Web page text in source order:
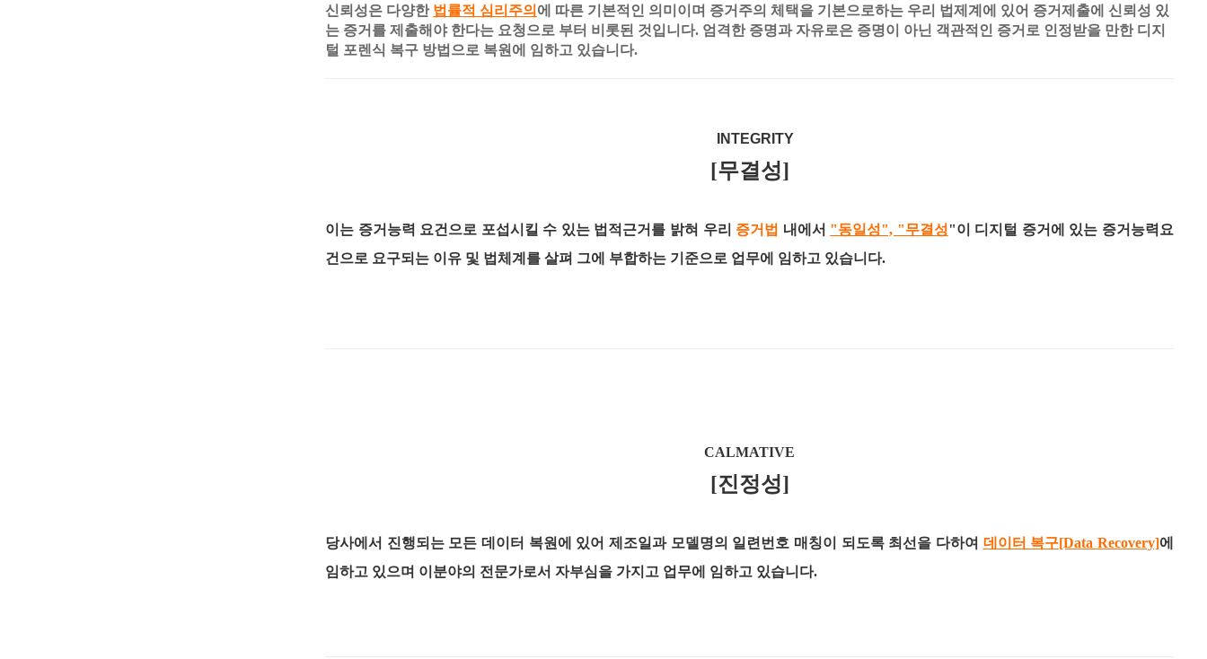
신뢰성은 다양한 법률적 심리주의 에 따른 기본적인 의미이며 증거주의 체택을 기본으로하는 우리 법제계에 있어 증거제출에 신뢰성 있
는 증거를 제출해야 한다는 요청으로 부터 비롯된 것입니다. 엄격한 증명과 자유로은 증명이 아닌 객관적인 증거로 인정받을 만한 디지
털 포렌식 복구 방법으로 복원에 임하고 있습니다.
INTEGRITY
[무결성]
이는 증거능력 요건으로 포섭시킬 수 있는 법적근거를 밝혀 우리 증거법 내에서 "동일성", "무결성"이 디지털 증거에 있는 증거능력요
건으로 요구되는 이유 및 법체계를 살펴 그에 부합하는 기준으로 업무에 임하고 있습니다.
CALMATIVE
[진정성]
당사에서 진행되는 모든 데이터 복원에 있어 제조일과 모델명의 일련번호 매칭이 되도록 최선을 다하여 데이터 복구[Data Recovery]에
임하고 있으며 이분야의 전문가로서 자부심을 가지고 업무에 임하고 있습니다.